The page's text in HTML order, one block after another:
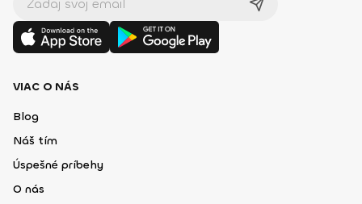
VIAC O NÁS
Blog
Náš tím
Úspešné príbehy
O nás